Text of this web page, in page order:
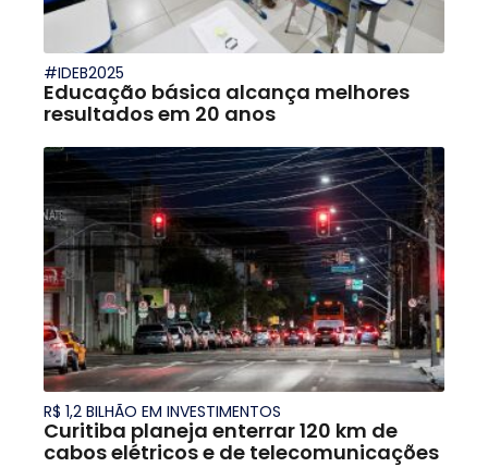
#IDEB2025
Educação básica alcança melhores
resultados em 20 anos
R$ 1,2 BILHÃO EM INVESTIMENTOS
Curitiba planeja enterrar 120 km de
cabos elétricos e de telecomunicações